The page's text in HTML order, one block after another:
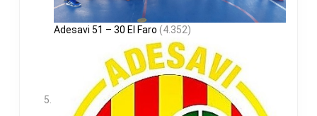
Adesavi 51 – 30 El Faro (4.352)